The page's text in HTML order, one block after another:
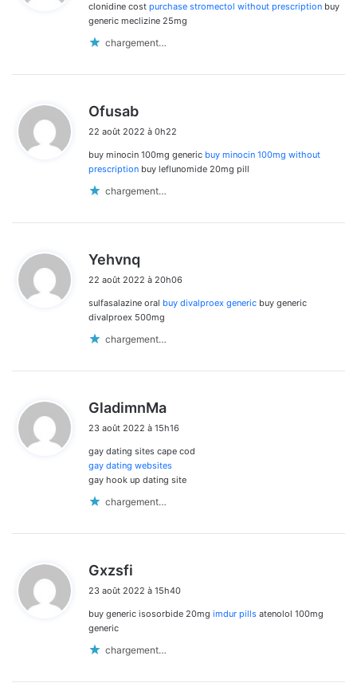
:
clonidine cost purchase stromectol without prescription buy
generic meclizine 25mg
chargement…
Ofusab
t
22 août 2022 à 0h22
buy minocin 100mg generic buy minocin 100mg without
prescription buy leflunomide 20mg pill
chargement…
Yehvnq
t
:
22 août 2022 à 20h06
sulfasalazine oral buy divalproex generic buy generic
divalproex 500mg
chargement…
GladimnMa
t
:
23 août 2022 à 15h16
gay dating sites cape cod
gay dating websites
gay hook up dating site
chargement…
Gxzsfi
t
23 août 2022 à 15h40
buy generic isosorbide 20mg imdur pills atenolol 100mg
generic
chargement…